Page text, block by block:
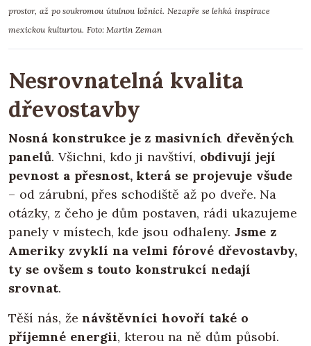
prostor, až po soukromou útulnou ložnici. Nezapře se lehká inspirace
mexickou kulturtou. Foto: Martin Zeman
Nesrovnatelná kvalita
dřevostavby
Nosná konstrukce je z masivních dřevěných
panelů. Všichni, kdo ji navštíví, obdivují její
pevnost a přesnost, která se projevuje všude
– od zárubní, přes schodiště až po dveře. Na
otázky, z čeho je dům postaven, rádi ukazujeme
panely v místech, kde jsou odhaleny. Jsme z
Ameriky zvyklí na velmi fórové dřevostavby,
ty se ovšem s touto konstrukcí nedají
srovnat.
Těší nás, ženávštěvníci hovoří také o
příjemné energii, kterou na ně dům působí.